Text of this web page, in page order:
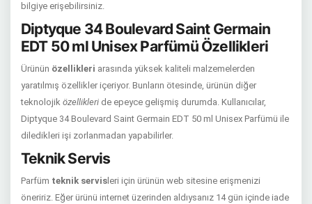
bilgiye erişebilirsiniz.
Diptyque 34 Boulevard Saint Germain
EDT 50 ml Unisex Parfümü Özellikleri
Ürünün özellikleri arasında yüksek kaliteli malzemelerden
yaratılmış özellikler içeriyor. Bunların ötesinde, ürünün diğer
teknolojik özellikleri de epeyce gelişmiş durumda. Kullanıcılar,
Diptyque 34 Boulevard Saint Germain EDT 50 ml Unisex Parfümü ile
diledikleri işi zorlanmadan yapabilirler.
Teknik Servis
Parfüm teknik servis leri için ürünün web sitesine erişmenizi
öneririz. Eğer ürünü internet üzerinden aldıysanız 14 gün içinde iade